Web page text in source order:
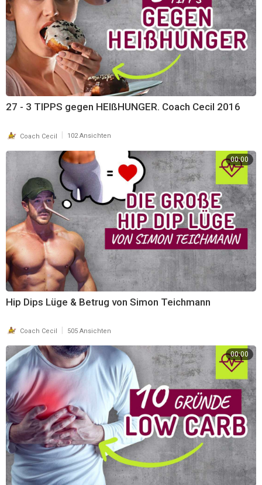
27 - 3 TIPPS gegen HEIßHUNGER. Coach Cecil 2016
Coach Cecil 102 Ansichten
00:00
Hip Dips Lüge & Betrug von Simon Teichmann
Coach Cecil 505 Ansichten
00:00